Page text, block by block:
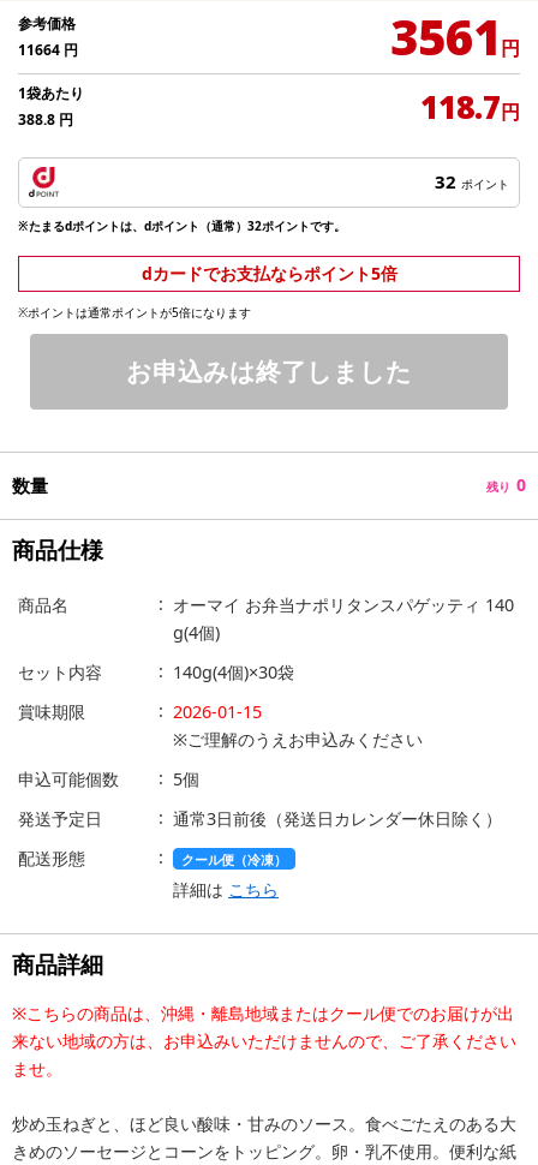
参考価格
11664 円 3561 円
1袋あたり
388.8 円 118.7円
32 ポイント
※たまるdポイントは、dポイント（通常）32ポイントです。
dカードでお支払ならポイント5倍
※ポイントは通常ポイントが5倍になります
お申込みは終了しました
数量 残り 0
商品仕様
商品名
オーマイ お弁当ナポリタンスパゲッティ 140
g(4個)
セット内容
140g(4個)×30袋
賞味期限
2026-01-15
※ご理解のうえお申込みください
申込可能個数
5個
発送予定日
通常3日前後（発送日カレンダー休日除く）
配送形態
クール便（冷凍）
詳細は こちら
商品詳細
※こちらの商品は、沖縄・離島地域またはクール便でのお届けが出
来ない地域の方は、お申込みいただけませんので、ご了承ください
ませ。
炒め玉ねぎと、ほど良い酸味・甘みのソース。食べごたえのある大
きめのソーセージとコーンをトッピング。卵・乳不使用。便利な紙